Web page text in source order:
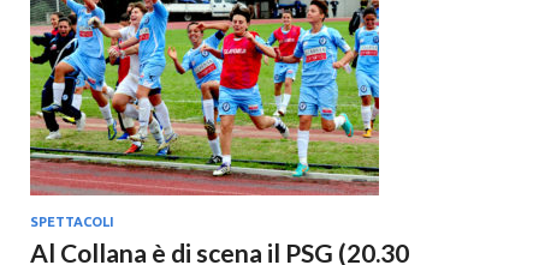
SPETTACOLI
Al Collana è di scena il PSG (20.30